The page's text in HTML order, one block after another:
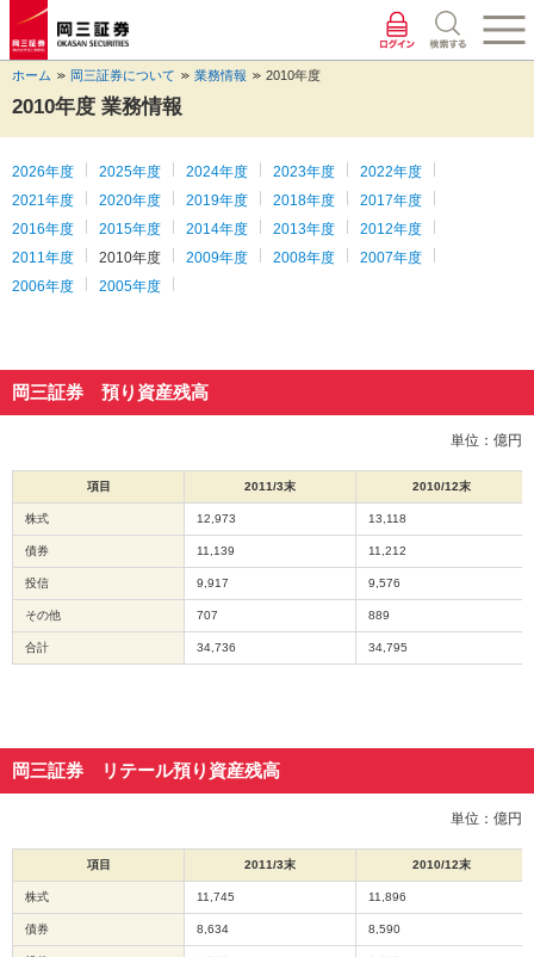
ジ
の
先
な
り
す。
ジ
内
を
す
る
め
の
リ
す。
ヘ
ッ
移
ま
文
し
ま
ッ
報
か
ら
ヘ
情
報
な
り
ま
ジ
の
現
に
な
ま
す。
ホーム 岡三証券について 業務情報 2010年度
2010年度 業務情報
か
ら
本
な
り
す。
2026年度 2025年度 2024年度 2023年度
2022年度
2021年度
2020年度 2019年度 2018年度
2017年度
2016年度
2015年度 2014年度 2013年度
2012年度
2011年度
2010年度 2009年度 2008年度
2007年度
2006年度
2005年度
岡三証券 預り資産残高
単位：億円
項目 2011/3末 2010/12末
株式 12,973 13,118
債券 11,139 11,212
投信 9,917 9,576
その他 707 889
合計 34,736 34,795
岡三証券 リテール預り資産残高
単位：億円
項目 2011/3末 2010/12末
株式 11,745 11,896
債券 8,634 8,590
か
ら
フ
情
報
な
り
ま
ジ
の
終
に
な
ま
す。
ペ
ー
ジ
部
へ
り
ま
す。